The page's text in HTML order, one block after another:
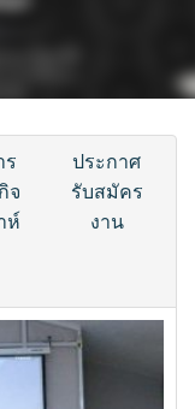
ร
จ
ห์
ประกาศ
รับสมัคร
งาน